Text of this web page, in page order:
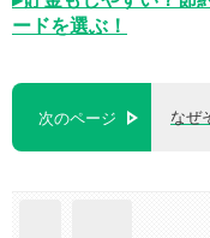
ードを選ぶ！
次のページ なぜ